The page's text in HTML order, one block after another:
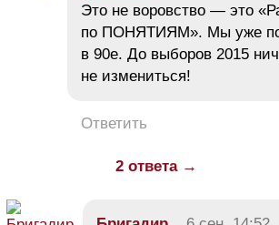
Это не воровство — это
по ПОНЯТИЯМ». Мы уже
в 90е. До выборов 2015
не измениться!
Ответить
2 ответа →